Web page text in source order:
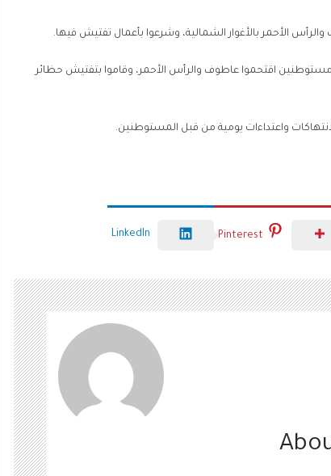
الأحمر بالأغوار الشمالية، وشرعوا بأعمال تفتيش فيها.
اقتحموا عاطوف والرأس الأحمر، وقاموا بتفتيش حظائر
واعتداءات يومية من قبل المستوطنين.
Pinterest
LinkedIn